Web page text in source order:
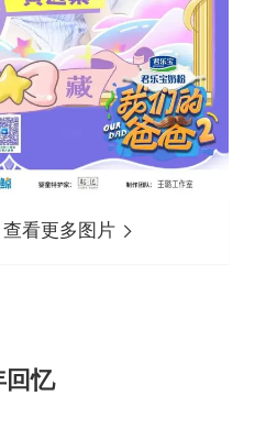
看更多图片
回忆